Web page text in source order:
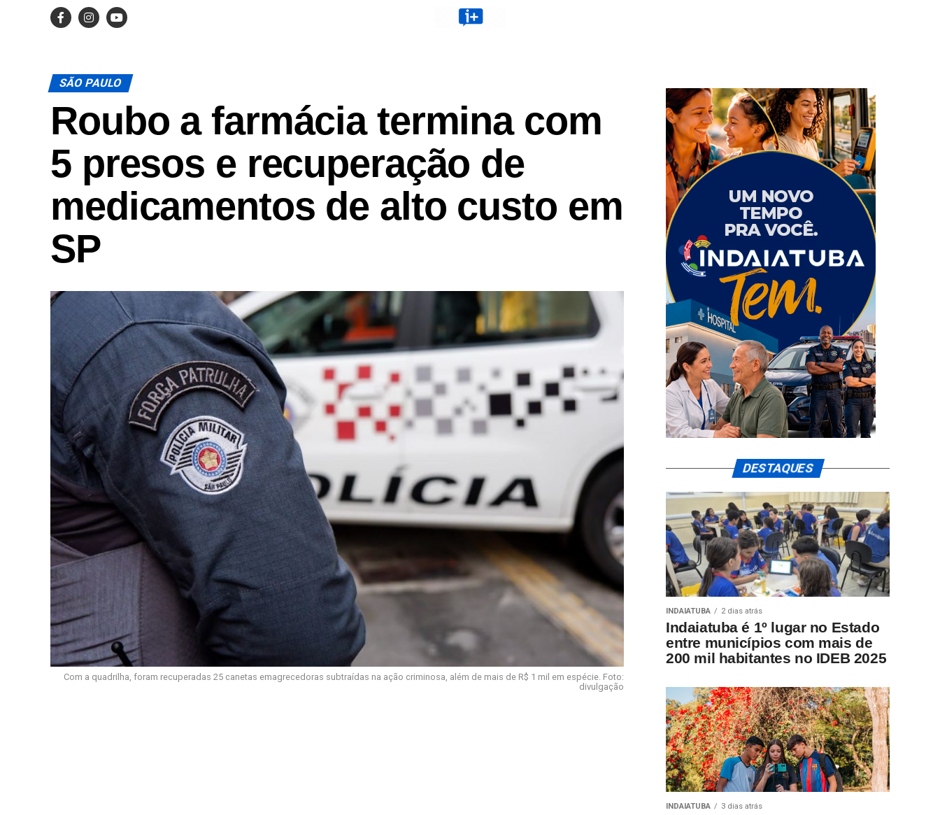
SÃO PAULO
Roubo a farmácia termina com
5 presos e recuperação de
medicamentos de alto custo em
SP
Com a quadrilha, foram recuperadas 25 canetas emagrecedoras subtraídas na ação criminosa, além de mais de R$ 1 mil em espécie. Foto:
divulgação
DESTAQUES
INDAIATUBA 2 dias atrás
Indaiatuba é 1º lugar no Estado
entre municípios com mais de
200 mil habitantes no IDEB 2025
INDAIATUBA 3 dias atrás